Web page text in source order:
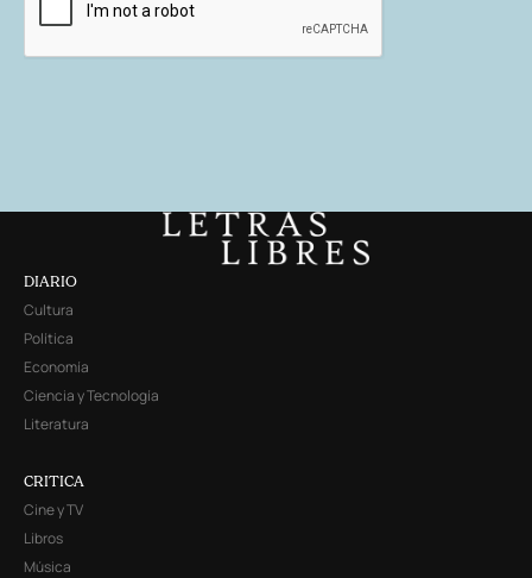
DIARIO
Cultura
Política
Economía
Ciencia y Tecnología
Literatura
CRITICA
Cine y TV
Libros
Música